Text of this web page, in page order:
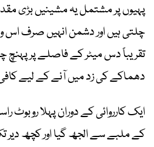
پہیوں پر مشتمل یہ مشینیں بڑی
چلتی ہیں اور دشمن انہیں صرف
تقریباً دس میٹر کے فاصلے پر پہنچ
دھماکے کی زد میں آنے کے لیے
ایک کارروائی کے دوران پہلا روبوٹ
کے ملبے سے الجھ گیا اور کچھ